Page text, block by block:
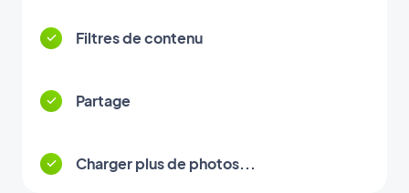
Filtres de contenu
Partage
Charger plus de photos...